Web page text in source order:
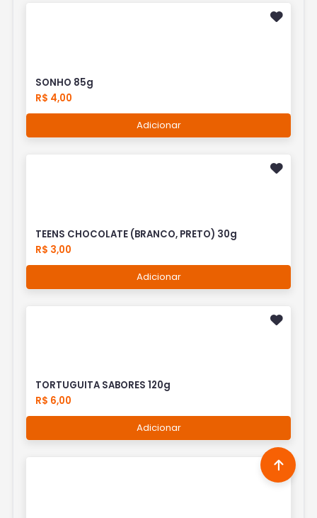
SONHO 85g
R$ 4,00
Adicionar
TEENS CHOCOLATE (BRANCO, PRETO) 30g
R$ 3,00
Adicionar
TORTUGUITA SABORES 120g
R$ 6,00
Adicionar